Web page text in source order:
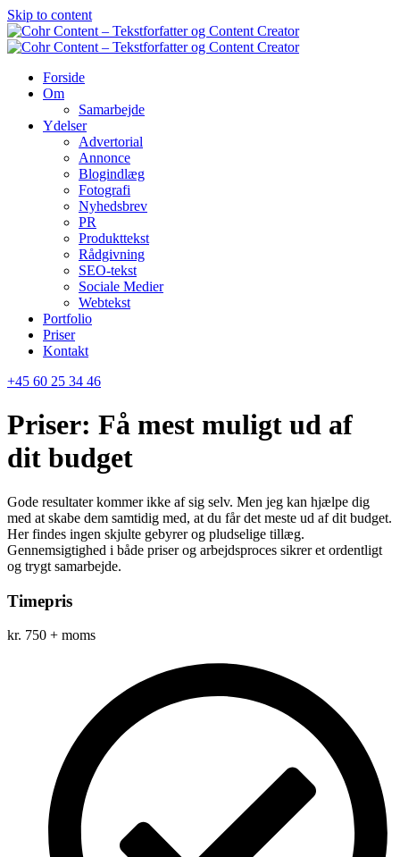
Skip to content
Forside
Om
Samarbejde
Ydelser
Advertorial
Annonce
Blogindlæg
Fotografi
Nyhedsbrev
PR
Produkttekst
Rådgivning
SEO-tekst
Sociale Medier
Webtekst
Portfolio
Priser
Kontakt
+45 60 25 34 46
Priser: Få mest muligt ud af
dit budget
Gode resultater kommer ikke af sig selv. Men jeg kan hjælpe dig
med at skabe dem samtidig med, at du får det meste ud af dit budget.
Her findes ingen skjulte gebyrer og pludselige tillæg.
Gennemsigtighed i både priser og arbejdsproces sikrer et ordentligt
og trygt samarbejde.
Timepris
kr. 750 + moms